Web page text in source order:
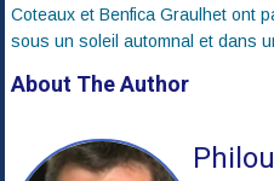
Coteaux et Benfica Graulhet ont
sous un soleil automnal et dans
About The Author